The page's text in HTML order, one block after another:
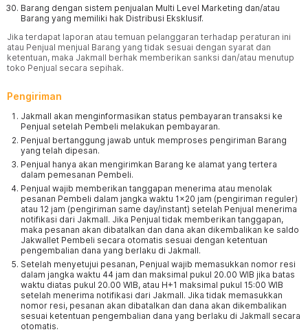
Barang dengan sistem penjualan Multi Level Marketing dan/atau
Barang yang memiliki hak Distribusi Eksklusif.
Jika terdapat laporan atau temuan pelanggaran terhadap peraturan ini
atau Penjual menjual Barang yang tidak sesuai dengan syarat dan
ketentuan, maka Jakmall berhak memberikan sanksi dan/atau menutup
toko Penjual secara sepihak.
Pengiriman
Jakmall akan menginformasikan status pembayaran transaksi ke
Penjual setelah Pembeli melakukan pembayaran.
Penjual bertanggung jawab untuk memproses pengiriman Barang
yang telah dipesan.
Penjual hanya akan mengirimkan Barang ke alamat yang tertera
dalam pemesanan Pembeli.
Penjual wajib memberikan tanggapan menerima atau menolak
pesanan Pembeli dalam jangka waktu 1x20 jam (pengiriman reguler)
atau 12 jam (pengiriman same day/instant) setelah Penjual menerima
notifikasi dari Jakmall. Jika Penjual tidak memberikan tanggapan,
maka pesanan akan dibatalkan dan dana akan dikembalikan ke saldo
Jakwallet Pembeli secara otomatis sesuai dengan ketentuan
pengembalian dana yang berlaku di Jakmall.
Setelah menyetujui pesanan, Penjual wajib memasukkan nomor resi
dalam jangka waktu 44 jam dan maksimal pukul 20.00 WIB jika batas
waktu diatas pukul 20.00 WIB, atau H+1 maksimal pukul 15:00 WIB
setelah menerima notifikasi dari Jakmall. Jika tidak memasukkan
nomor resi, pesanan akan dibatalkan dan dana akan dikembalikan
sesuai ketentuan pengembalian dana yang berlaku di Jakmall secara
otomatis.